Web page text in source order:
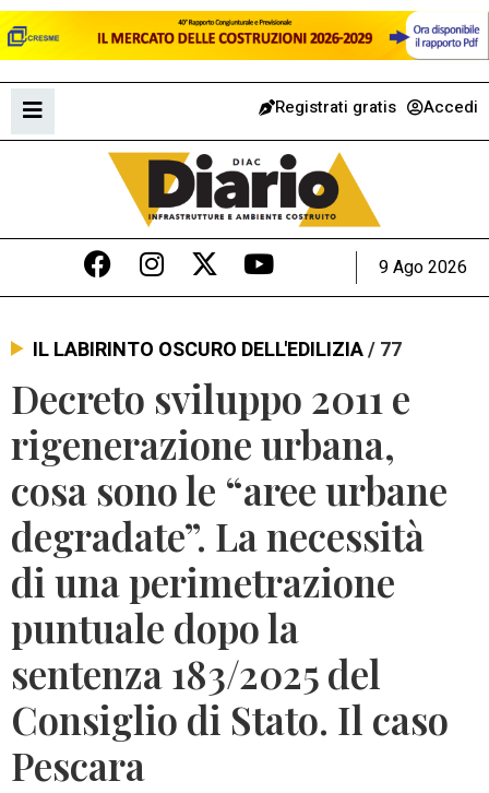
Registrati gratis Accedi
9 Ago 2026
IL LABIRINTO OSCURO DELL'EDILIZIA/ 77
Decreto sviluppo 2011 e
rigenerazione urbana,
cosa sono le “aree urbane
degradate”. La necessità
di una perimetrazione
puntuale dopo la
sentenza 183/2025 del
Consiglio di Stato. Il caso
Pescara